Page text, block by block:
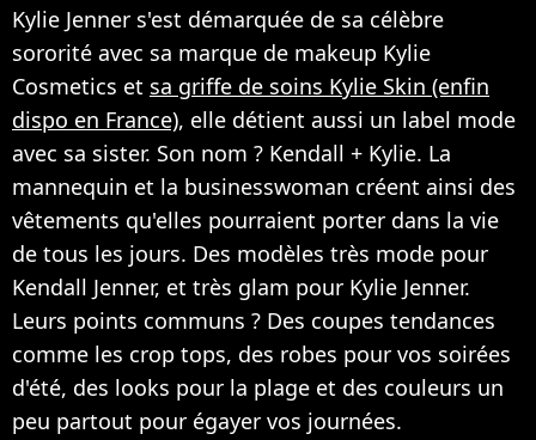
Kylie Jenner s'est démarquée de sa célèbre
sororité avec sa marque de makeup Kylie
Cosmetics et sa griffe de soins Kylie Skin (enfin
dispo en France), elle détient aussi un label mode
avec sa sister. Son nom ? Kendall + Kylie. La
mannequin et la businesswoman créent ainsi des
vêtements qu'elles pourraient porter dans la vie
de tous les jours. Des modèles très mode pour
Kendall Jenner, et très glam pour Kylie Jenner.
Leurs points communs ? Des coupes tendances
comme les crop tops, des robes pour vos soirées
d'été, des looks pour la plage et des couleurs un
peu partout pour égayer vos journées.